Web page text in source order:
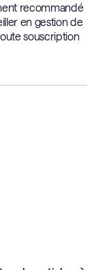
recommandé
en gestion de
souscription